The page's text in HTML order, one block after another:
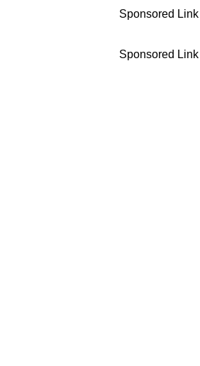
Sponsored Link
Sponsored Link